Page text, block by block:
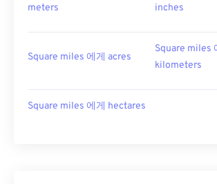
meters inches
Square miles 에게 acres
Square miles
kilometers
Square miles 에게 hectares